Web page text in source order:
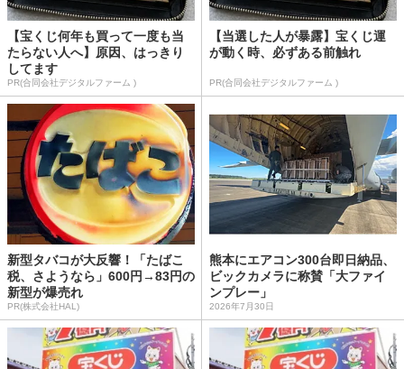
【宝くじ何年も買って一度も当
たらない人へ】原因、はっきり
してます
PR(合同会社デジタルファーム )
【当選した人が暴露】宝くじ運
が動く時、必ずある前触れ
PR(合同会社デジタルファーム )
新型タバコが大反響！「たばこ
税、さようなら」600円→83円の
新型が爆売れ
PR(株式会社HAL)
熊本にエアコン300台即日納品、
ビックカメラに称賛「大ファイ
ンプレー」
2026年7月30日